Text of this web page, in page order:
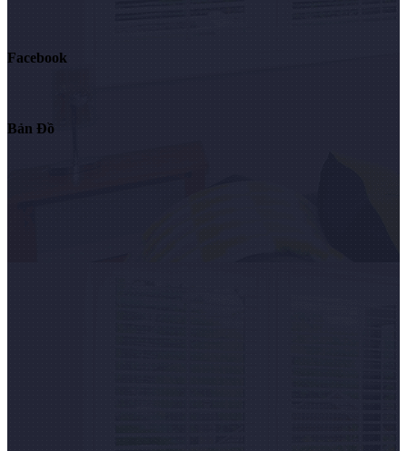
Facebook
Bản Đồ